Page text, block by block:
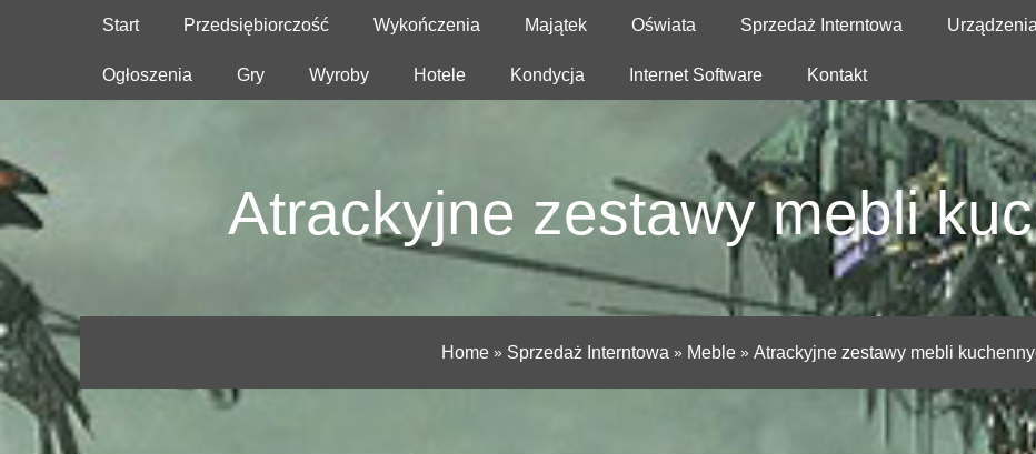
Start Przedsiębiorczość Wykończenia Majątek Oświata Sprzedaż Interntowa
Ogłoszenia Gry Wyroby Hotele Kondycja Internet Software Kontakt
Atrackyjne zestawy mebli
Home» Sprzedaż Interntowa » Meble» Atrackyjne zestawy mebli